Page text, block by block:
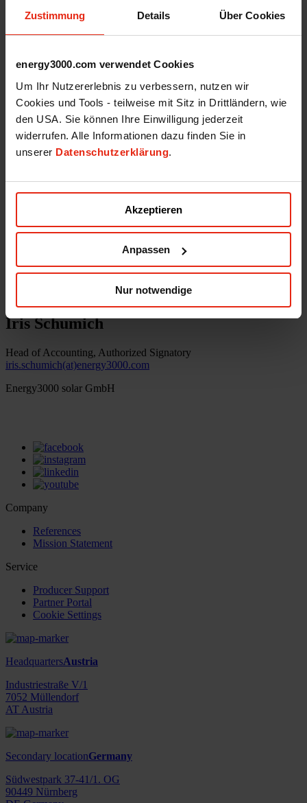
Zustimmung Details Über Cookies
energy3000.com verwendet Cookies
Um Ihr Nutzererlebnis zu verbessern, nutzen wir
Cookies und Tools - teilweise mit Sitz in Drittländern, wie
den USA. Sie können Ihre Einwilligung jederzeit
widerrufen. Alle Informationen dazu finden Sie in
unserer Datenschutzerklärung.
Akzeptieren
Anpassen
Nur notwendige
References
Technical support
Career
Shop
Login
office(at)energy3000.com
© Energy3000 solar GmbH 2026
Iris Schumich
Head of Accounting, Authorized Signatory
iris.schumich(at)energy3000.com
Energy3000 solar GmbH
Company
References
Mission Statement
Service
Producer Support
Partner Portal
Cookie Settings
HeadquartersAustria
Industriestraße V/1
7052 Müllendorf
AT Austria
Secondary locationGermany
Südwestpark 37-41/1. OG
90449 Nürnberg